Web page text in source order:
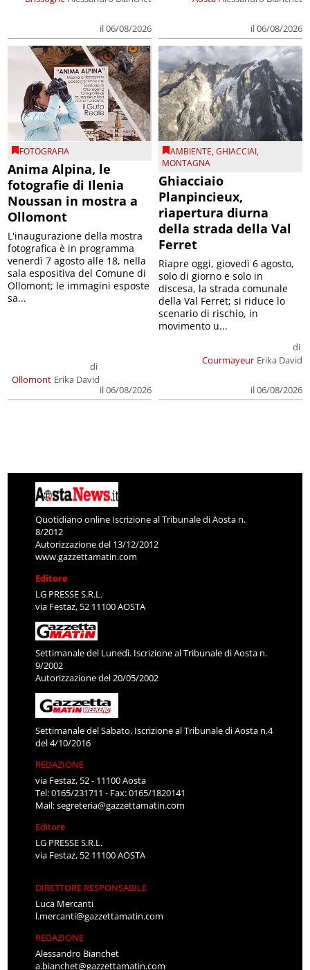
il 06/08/2026 il 06/08/2026
FOTOGRAFIA
Anima Alpina, le
fotografie di Ilenia
Noussan in mostra a
Ollomont
Ollomont
di
Erika David
il 06/08/2026
L'inaugurazione della mostra
fotografica è in programma
venerdì 7 agosto alle 18, nella
sala espositiva del Comune di
Ollomont; le immagini esposte
sa...
AMBIENTE,GHIACCIAI,
MONTAGNA
Ghiacciaio
Planpincieux,
riapertura diurna
della strada della Val
Ferret
Courmayeur
di
Erika David
il 06/08/2026
Riapre oggi, giovedì 6 agosto,
solo di giorno e solo in
discesa, la strada comunale
della Val Ferret; si riduce lo
scenario di rischio, in
movimento u...
Quotidiano online Iscrizione al Tribunale di Aosta n.
8/2012
Autorizzazione del 13/12/2012
www.gazzettamatin.com
Editore
LG PRESSE S.R.L.
via Festaz, 52 11100 AOSTA
Settimanale del Lunedì. Iscrizione al Tribunale di Aosta n.
9/2002
Autorizzazione del 20/05/2002
Settimanale del Sabato. Iscrizione al Tribunale di Aosta n.4
del 4/10/2016
REDAZIONE
via Festaz, 52 - 11100 Aosta
Tel: 0165/231711 - Fax: 0165/1820141
Mail:segreteria@gazzettamatin.com
Editore
LG PRESSE S.R.L.
via Festaz, 52 11100 AOSTA
DIRETTORE RESPONSABILE
Luca Mercanti
l.mercanti@gazzettamatin.com
REDAZIONE
Alessandro Bianchet
a.bianchet@gazzettamatin.com